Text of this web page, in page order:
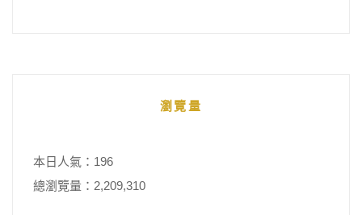
瀏覽量
本日人氣：196
總瀏覽量：2,209,310